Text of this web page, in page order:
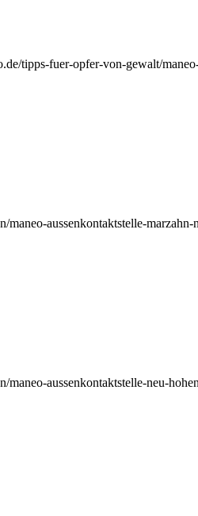
tipps-fuer-opfer-von-gewalt/
maneo-aussenkontaktstelle-marzahn-
aussenkontaktstelle-neu-